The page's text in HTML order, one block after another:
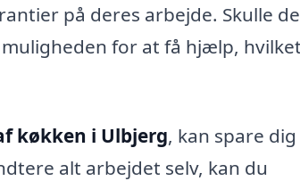
på deres arbejde. Skulle
for at få hjælp, hvilket
køkken i Ulbjerg, kan spare
alt arbejdet selv, kan du